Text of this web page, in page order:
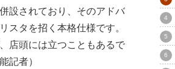
設されており、そのアドバ
スタを招く本格仕様です。
店頭には立つこともあるで
記者）